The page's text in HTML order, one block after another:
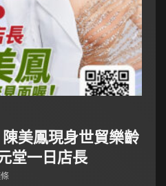
美鳳現身世貿樂齡
堂一日店長